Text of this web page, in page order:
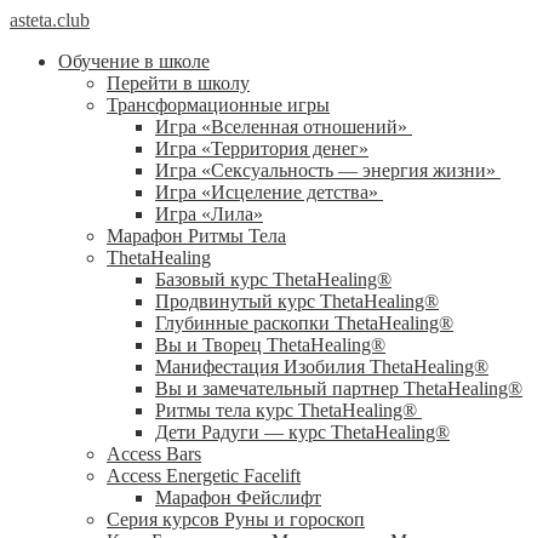
asteta.club
Обучение в школе
Перейти в школу
Трансформационные игры
Игра «Вселенная отношений»
Игра «Территория денег»
Игра «Сексуальность — энергия жизни»
Игра «Исцеление детства»
Игра «Лила»
Марафон Ритмы Тела
ThetaHealing
Базовый курс ThetaHealing®
Продвинутый курс ThetaHealing®
Глубинные раскопки ThetaHealing®
Вы и Творец ThetaHealing®
Манифестация Изобилия ThetaHealing®
Вы и замечательный партнер ThetaHealing®
Ритмы тела курс ThetaHealing®
Дети Радуги — курс ThetaHealing®
Access Bars
Access Energetic Facelift
Марафон Фейслифт
Серия курсов Руны и гороскоп